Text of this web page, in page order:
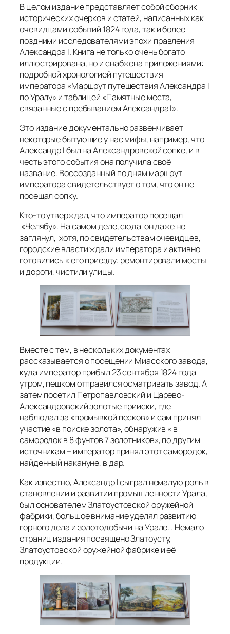
В целом издание представляет собой сборник
исторических очерков и статей, написанных как
очевидцами событий 1824 года, так и более
поздними исследователями эпохи правления
Александра I. Книга не только очень богато
иллюстрирована, но и снабжена приложениями:
подробной хронологией путешествия
императора «Маршрут путешествия Александра I
по Уралу» и таблицей «Памятные места,
связанные с пребыванием Александра I».
Это издание документально развенчивает
некоторые бытующие у нас мифы, например, что
Александр I был на Александровской сопке, и в
честь этого события она получила своё
название. Воссозданный по дням маршрут
императора свидетельствует о том, что он не
посещал сопку.
Кто-то утверждал, что император посещал
«Челябу». На самом деле, сюда он даже не
заглянул, хотя, по свидетельствам очевидцев,
городские власти ждали императора и активно
готовились к его приезду: ремонтировали мосты
и дороги, чистили улицы.
Вместе с тем, в нескольких документах
рассказывается о посещении Миасского завода,
куда император прибыл 23 сентября 1824 года
утром, пешком отправился осматривать завод. А
затем посетил Петропавловский и Царево-
Александровский золотые прииски, где
наблюдал за «промывкой песков» и сам принял
участие «в поиске золота», обнаружив « в
самородок в 8 фунтов 7 золотников», по другим
источникам – император принял этот самородок,
найденный накануне, в дар.
Как известно, Александр I сыграл немалую роль в
становлении и развитии промышленности Урала,
был основателем Златоустовской оружейной
фабрики, большое внимание уделял развитию
горного дела и золотодобычи на Урале. . Немало
страниц издания посвящено Златоусту,
Златоустовской оружейной фабрике и её
продукции.